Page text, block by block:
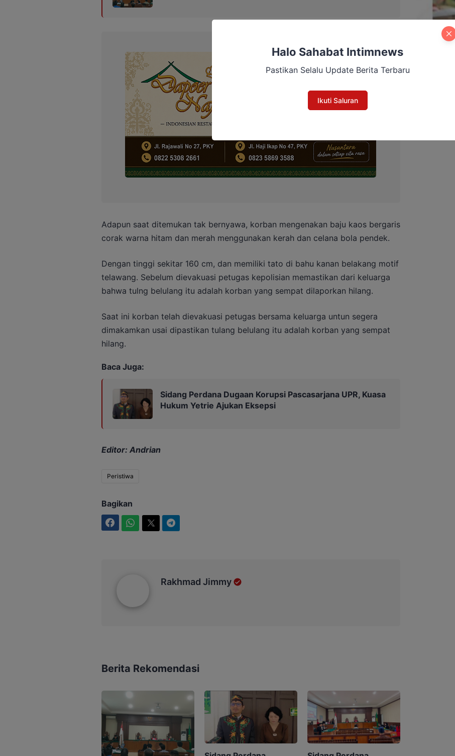
Adapun saat ditemukan tak bernyawa, korban mengenakan baju kaos bergaris
corak warna hitam dan merah menggunakan kerah dan celana bola pendek.
Dengan tinggi sekitar 160 cm, dan memiliki tato di bahu kanan belakang motif
telawang. Sebelum dievakuasi petugas kepolisian memastikan dari keluarga
bahwa tulng belulang itu adalah korban yang sempat dilaporkan hilang.
Saat ini korban telah dievakuasi petugas bersama keluarga untun segera
dimakamkan usai dipastikan tulang belulang itu adalah korban yang sempat
hilang.
Baca Juga:
Sidang Perdana Dugaan Korupsi Pascasarjana UPR, Kuasa
Hukum Yetrie Ajukan Eksepsi
Editor: Andrian
Peristiwa
Bagikan
Rakhmad Jimmy
Berita Rekomendasi
Halo Sahabat Intimnews
Pastikan Selalu Update Berita Terbaru
Ikuti Saluran